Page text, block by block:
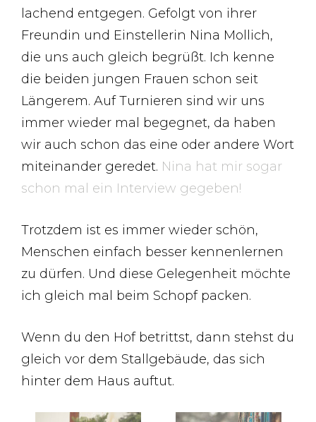
lachend entgegen. Gefolgt von ihrer
Freundin und Einstellerin Nina Mollich,
die uns auch gleich begrüßt. Ich kenne
die beiden jungen Frauen schon seit
Längerem. Auf Turnieren sind wir uns
immer wieder mal begegnet, da haben
wir auch schon das eine oder andere Wort
miteinander geredet. Nina hat mir sogar
schon mal ein Interview gegeben!
Trotzdem ist es immer wieder schön,
Menschen einfach besser kennenlernen
zu dürfen. Und diese Gelegenheit möchte
ich gleich mal beim Schopf packen.
Wenn du den Hof betrittst, dann stehst du
gleich vor dem Stallgebäude, das sich
hinter dem Haus auftut.